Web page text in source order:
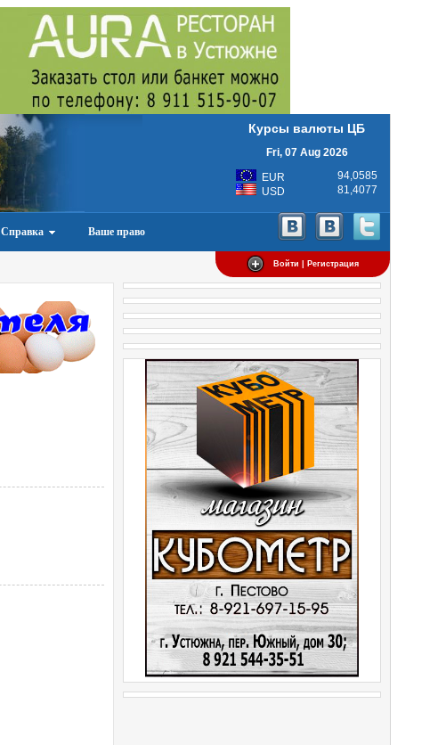
Курсы валюты ЦБ
Fri, 07 Aug 2026
EUR
94,0585
USD
81,4077
Справка Ваше право
Войти | Регистрация